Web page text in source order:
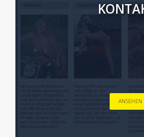
ANSEHEN